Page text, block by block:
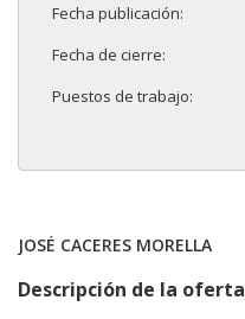
Fecha publicación:
Fecha de cierre:
Puestos de trabajo:
JOSÉ CACERES MORELLA
Descripción de la oferta